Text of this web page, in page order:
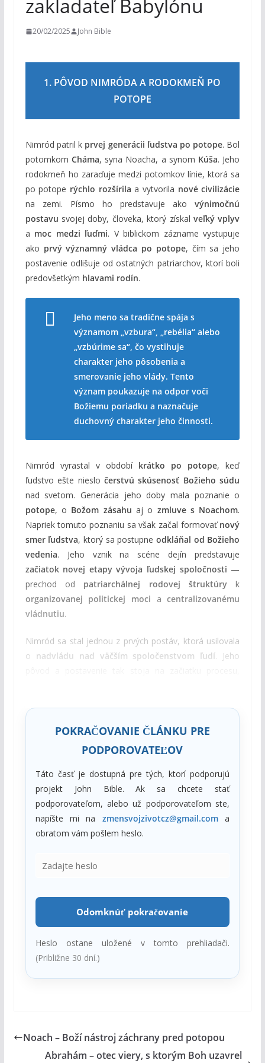
m
zakladateľ Babylónu
20/02/2025 John Bible
1. PÔVOD NIMRÓDA A RODOKMEŇ PO
POTOPE
Nimród patril k prvej generácii ľudstva po potope. Bol
potomkom Cháma, syna Noacha, a synom Kúša. Jeho
rodokmeň ho zaraďuje medzi potomkov línie, ktorá sa
po potope rýchlo rozšírila a vytvorila nové civilizácie
na zemi. Písmo ho predstavuje akovýnimočnú
postavu svojej doby, človeka, ktorý získal veľký vplyv
a moc medzi ľuďmi. V biblickom zázname vystupuje
ako prvý významný vládca po potope, čím sa jeho
postavenie odlišuje od ostatných patriarchov, ktorí boli
predovšetkým hlavami rodín.
Jeho meno sa tradične spája s
významom „vzbura“, „rebélia“ alebo
„vzbúrime sa“, čo vystihuje
charakter jeho pôsobenia a
smerovanie jeho vlády. Tento
význam poukazuje na odpor voči
Božiemu poriadku a naznačuje
duchovný charakter jeho činnosti.
Nimród vyrastal v období krátko po potope, keď
ľudstvo ešte nieslo čerstvú skúsenosť Božieho súdu
nad svetom. Generácia jeho doby mala poznanie o
potope, o Božom zásahu aj o zmluve s Noachom.
Napriek tomuto poznaniu sa však začal formovaťnový
smer ľudstva, ktorý sa postupne odkláňal od Božieho
vedenia. Jeho vznik na scéne dejín predstavuje
začiatok novej etapy vývoja ľudskej spoločnosti —
prechod od patriarchálnej rodovej štruktúryk
organizovanej politickej moci acentralizovanému
vládnutiu.
Nimród sa stal jednou z prvých postáv, ktorá usilovala
o nadvládu nad väčším spoločenstvom ľudí. Jeho
POKRAČOVANIE ČLÁNKU PRE
PODPOROVATEĽOV
Táto časť je dostupná pre tých, ktorí podporujú
projekt John Bible. Ak sa chcete stať
podporovateľom, alebo už podporovateľom ste,
napíšte mi na zmensvojzivotcz@gmail.coma
obratom vám pošlem heslo.
Odomknúť pokračovanie
Heslo ostane uložené v tomto prehliadači.
(Približne 30 dní.)
Noach – Boží nástroj záchrany pred potopou
Abrahám – otec viery, s ktorým Boh uzavrel